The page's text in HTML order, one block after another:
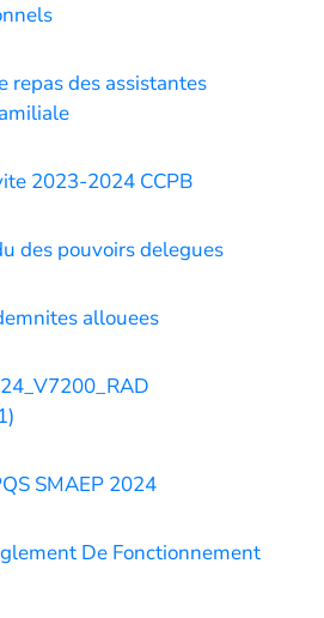
repas des assistantes
2023-2024 CCPB
des pouvoirs delegues
allouees
SMAEP 2024
De Fonctionnement